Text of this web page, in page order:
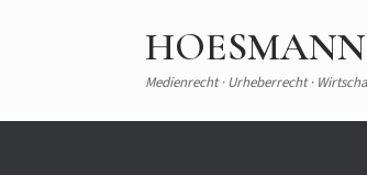
Medienrecht · Urheberrecht ·